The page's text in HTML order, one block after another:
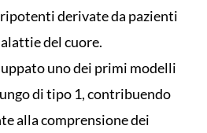
derivate da pazienti
del cuore.
uno dei primi modelli
di tipo 1, contribuendo
alla comprensione dei